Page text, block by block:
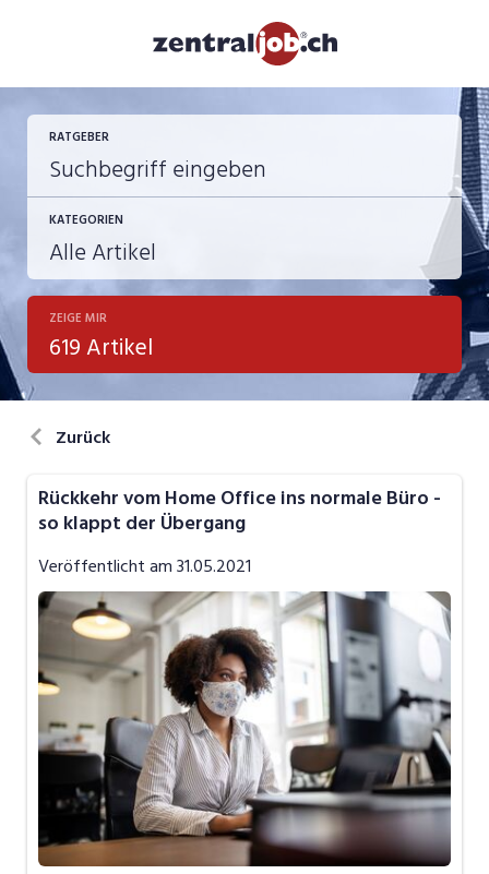
RATGEBER
KATEGORIEN
Berufsbilder
Bewerbung
Job-News
Job-Tipps
Video
ZEIGE MIR
619 Artikel
Zurück
Rückkehr vom Home Office ins normale Büro -
so klappt der Übergang
Veröffentlicht am31.05.2021